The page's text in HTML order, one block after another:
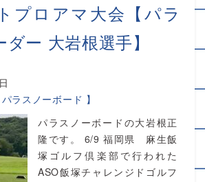
プロアマ大会【パラ
ー 大岩根選手】
ラスノーボード 】
パラスノーボードの大岩根正
隆です。 6/9 福岡県 麻生飯
塚ゴルフ倶楽部で行われた
ASO飯塚チャレンジドゴルフ